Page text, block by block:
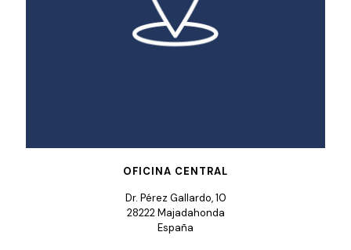
OFICINA CENTRAL
Dr. Pérez Gallardo, 10
28222 Majadahonda
España